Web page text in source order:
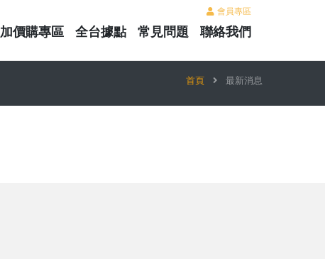
會員專區
加價購專區 全台據點 常見問題 聯絡我們
首頁 最新消息